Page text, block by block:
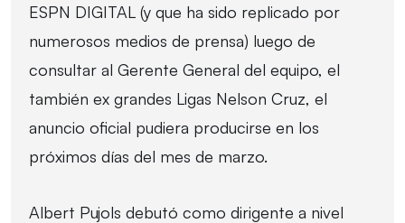
ESPN DIGITAL (y que ha sido replicado por
numerosos medios de prensa) luego de
consultar al Gerente General del equipo, el
también ex grandes Ligas Nelson Cruz, el
anuncio oficial pudiera producirse en los
próximos días del mes de marzo.
Albert Pujols debutó como dirigente a nivel